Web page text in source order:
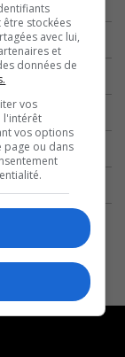
stockées
avec lui,
et
données de
vos
l'intérêt
vos options
page ou dans